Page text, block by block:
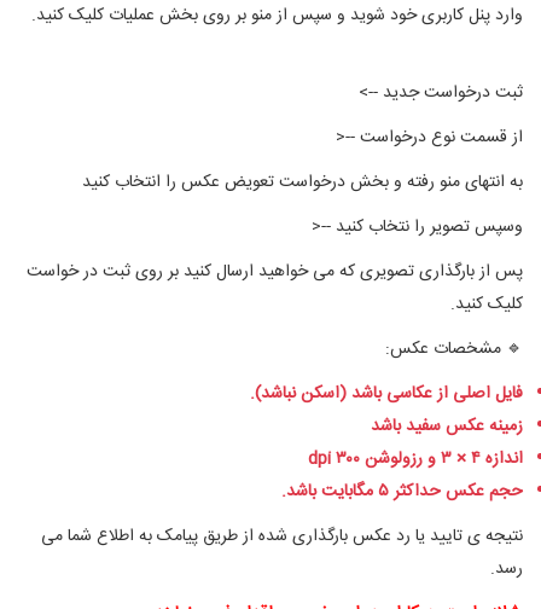
وارد پنلکاربری خود شوید و سپس از منو بر روی بخش عملیات کلیک کنید.
ثبت درخواست جدید -->
ازقسمت نوع درخواست --<
به انتهای منو رفته و بخشدرخواست تعویض عکس را انتخاب کنید
وسپس تصویر را نتخاب کنید --
<
پس از بارگذاری تصویری که می خواهید ارسال کنید بر روی ثبت در خواست
کلیک کنید.
🔹 مشخصات عکس:
فایل اصلی از عکاسی باشد (اسکن نباشد).
زمینه عکس سفید باشد
اندازه ۴
×
dpi
حجم عکس حداکثر ۵ مگابایت باشد.
نتیجه ی تایید یا رد عکس بارگذاری شده از طریق پیامک به اطلاع شما می
رسد.